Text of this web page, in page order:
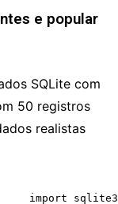
e popular
SQLite com
50 registros
realistas